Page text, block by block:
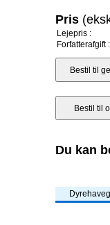
Pris
Lejepris :
Forfatterafgift :
Du kan